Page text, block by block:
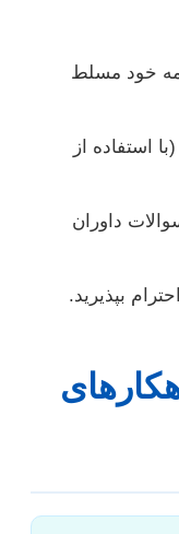
خود مسلط
استفاده از
داوران
بپذیرید.